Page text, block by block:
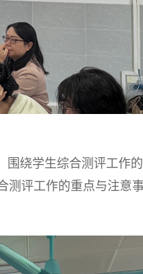
围绕学生综合测评工作的
测评工作的重点与注意